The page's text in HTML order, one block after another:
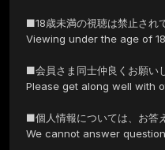
■18歳未満の視聴は禁止され
Viewing under the age of
■会員さま同士仲良くお願い
Please get along well with
■個人情報については、お答
We cannot answer